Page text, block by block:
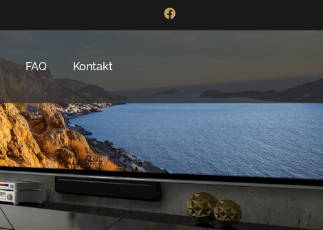
FAQ Kontakt